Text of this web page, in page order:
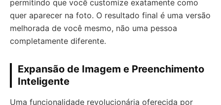
permitindo que você customize exatamente como
quer aparecer na foto. O resultado final é uma versão
melhorada de você mesmo, não uma pessoa
completamente diferente.
Expansão de Imagem e Preenchimento
Inteligente
Uma funcionalidade revolucionária oferecida por